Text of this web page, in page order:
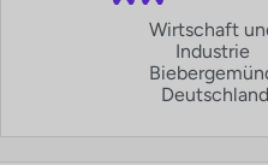
Wirtschaft
Industrie
Deutschland